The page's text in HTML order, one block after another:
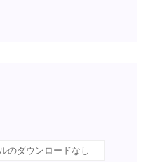
のダウンロードなし